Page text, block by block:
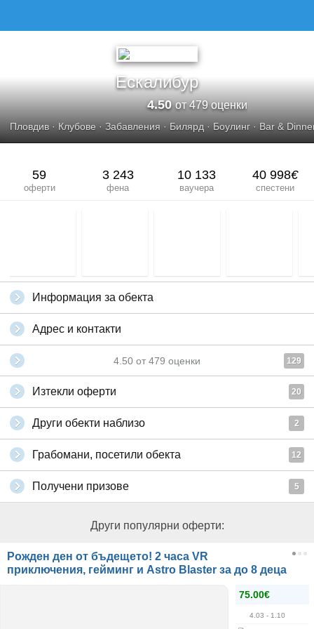
Ескалибур
4.50от 479 оценки
Пловдив· Клубове · Забавления · Билярд · Боулинг · Bar &
59
оферти
3 243
фена
10 133
ваучера
40 998€
спестени
Информация за обекта
Адрес и контакти
4.50 от 479 оценки 129
Изтекли оферти 20
Други обекти наблизо 2
Грабомани, посетили обекта 12
Получени призове 5
Други популярни оферти:
Рожден ден от бъдещето! 2 часа VR
приключения, гейминг и Astro Blaster за до 8 деца
75.00€
4.03 - 1.10